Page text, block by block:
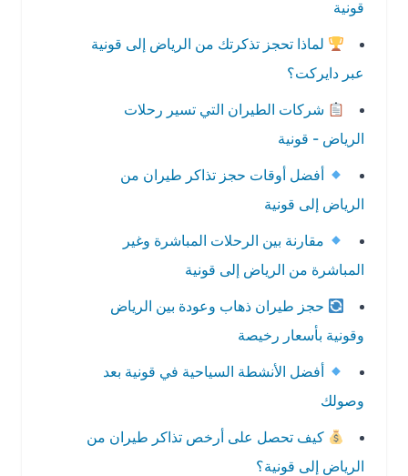
لماذا تحجز تذكرتك من الرياض إلى قونية
عبر دايركت؟
شركات الطيران التي تسير رحلات
الرياض - قونية
أفضل أوقات حجز تذاكر طيران من
الرياض إلى قونية
مقارنة بين الرحلات المباشرة وغير
المباشرة من الرياض إلى قونية
حجز طيران ذهاب وعودة بين الرياض
وقونية بأسعار رخيصة
أفضل الأنشطة السياحية في قونية بعد
وصولك
كيف تحصل على أرخص تذاكر طيران من
الرياض إلى قونية؟